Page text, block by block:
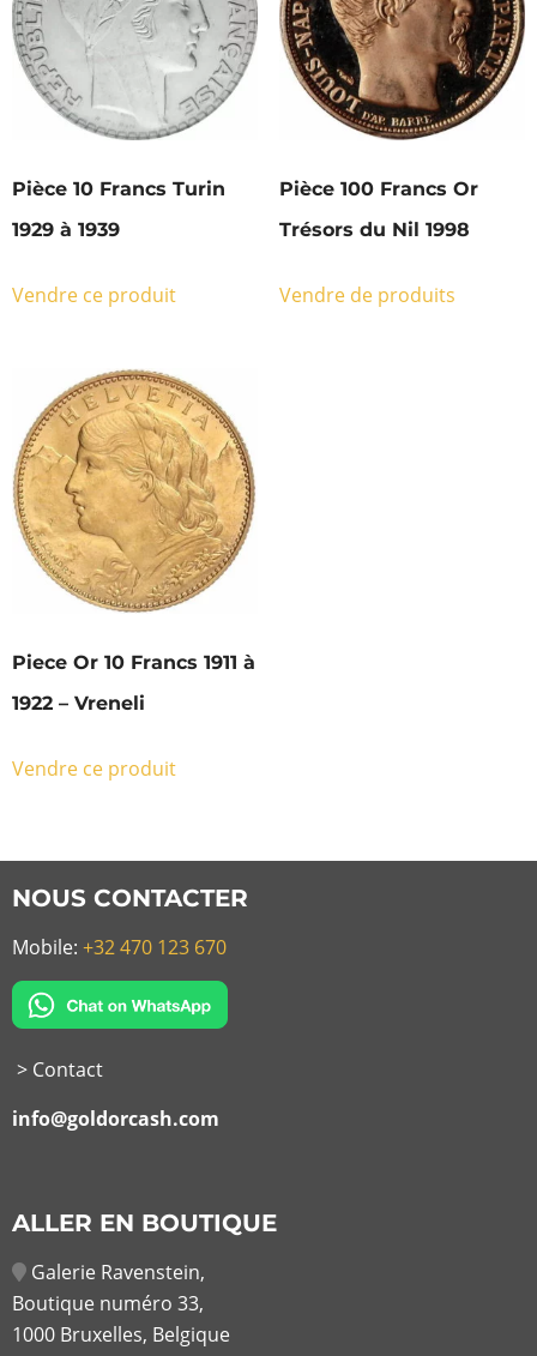
Pièce 10 Francs Turin
1929 à 1939
Vendre ce produit
Pièce 100 Francs Or
Trésors du Nil 1998
Vendre de produits
Piece Or 10 Francs 1911 à
1922 – Vreneli
Vendre ce produit
NOUS CONTACTER
Mobile: +32 470 123 670
> Contact
info@goldorcash.com
ALLER EN BOUTIQUE
Galerie Ravenstein,
Boutique numéro 33,
1000 Bruxelles, Belgique